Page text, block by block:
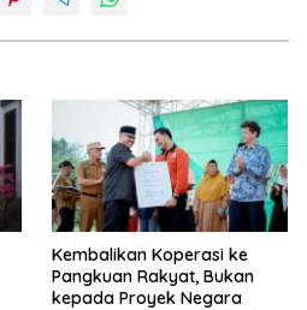
Kembalikan Koperasi ke
Pangkuan Rakyat, Bukan
kepada Proyek Negara